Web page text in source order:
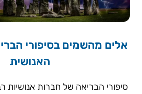
אלים מהשמים בסיפורי
האנושית
סיפורי הבריאה של חברות אנושיות